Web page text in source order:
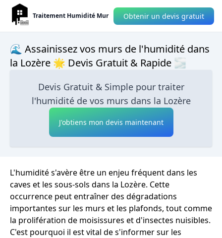
Traitement Humidité Mur Obtenir un devis gratuit
🌊 Assainissez vos murs de l'humidité dans
la Lozère 🌟 Devis Gratuit & Rapide 🌫
Devis Gratuit & Simple pour traiter
l'humidité de vos murs dans la Lozère
J'obtiens mon devis maintenant
L'humidité s'avère être un enjeu fréquent dans les
caves et les sous-sols dans la Lozère. Cette
occurrence peut entraîner des dégradations
importantes sur les murs et les plafonds, tout comme
la prolifération de moisissures et d'insectes nuisibles.
C'est pourquoi il est vital de s'informer sur les